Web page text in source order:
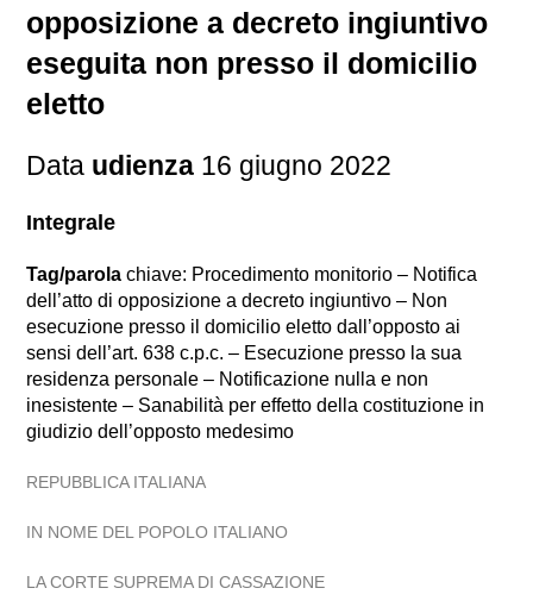
opposizione a decreto ingiuntivo
eseguita non presso il domicilio
eletto
Data udienza 16 giugno 2022
Integrale
Tag/parola chiave: Procedimento monitorio – Notifica
dell’atto di opposizione a decreto ingiuntivo – Non
esecuzione presso il domicilio eletto dall’opposto ai
sensi dell’art. 638 c.p.c. – Esecuzione presso la sua
residenza personale – Notificazione nulla e non
inesistente – Sanabilità per effetto della costituzione in
giudizio dell’opposto medesimo
REPUBBLICA ITALIANA
IN NOME DEL POPOLO ITALIANO
LA CORTE SUPREMA DI CASSAZIONE